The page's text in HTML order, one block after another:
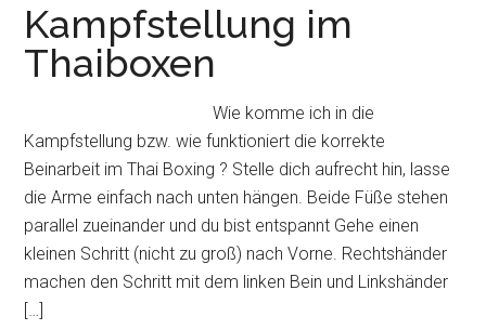
Kampfstellung im
Thaiboxen
Wie komme ich in die
Kampfstellung bzw. wie funktioniert die korrekte
Beinarbeit im Thai Boxing ? Stelle dich aufrecht hin, lasse
die Arme einfach nach unten hängen. Beide Füße stehen
parallel zueinander und du bist entspannt Gehe einen
kleinen Schritt (nicht zu groß) nach Vorne. Rechtshänder
machen den Schritt mit dem linken Bein und Linkshänder
[…]